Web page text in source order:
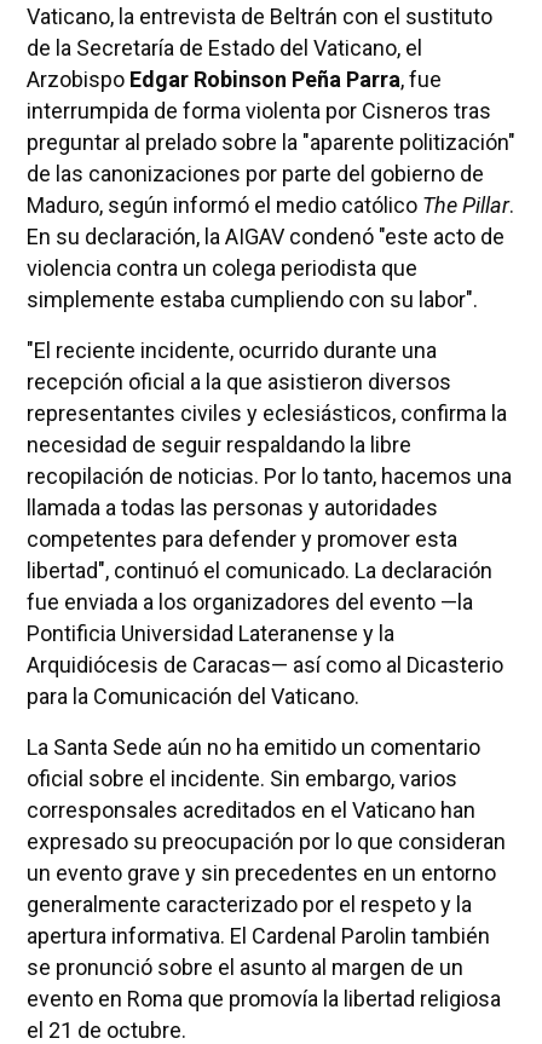
Vaticano, la entrevista de Beltrán con el sustituto
de la Secretaría de Estado del Vaticano, el
Arzobispo Edgar Robinson Peña Parra, fue
interrumpida de forma violenta por Cisneros tras
preguntar al prelado sobre la "aparente politización"
de las canonizaciones por parte del gobierno de
Maduro, según informó el medio católico The Pillar.
En su declaración, la AIGAV condenó "este acto de
violencia contra un colega periodista que
simplemente estaba cumpliendo con su labor".
"El reciente incidente, ocurrido durante una
recepción oficial a la que asistieron diversos
representantes civiles y eclesiásticos, confirma la
necesidad de seguir respaldando la libre
recopilación de noticias. Por lo tanto, hacemos una
llamada a todas las personas y autoridades
competentes para defender y promover esta
libertad", continuó el comunicado. La declaración
fue enviada a los organizadores del evento —la
Pontificia Universidad Lateranense y la
Arquidiócesis de Caracas— así como al Dicasterio
para la Comunicación del Vaticano.
La Santa Sede aún no ha emitido un comentario
oficial sobre el incidente. Sin embargo, varios
corresponsales acreditados en el Vaticano han
expresado su preocupación por lo que consideran
un evento grave y sin precedentes en un entorno
generalmente caracterizado por el respeto y la
apertura informativa. El Cardenal Parolin también
se pronunció sobre el asunto al margen de un
evento en Roma que promovía la libertad religiosa
el 21 de octubre.